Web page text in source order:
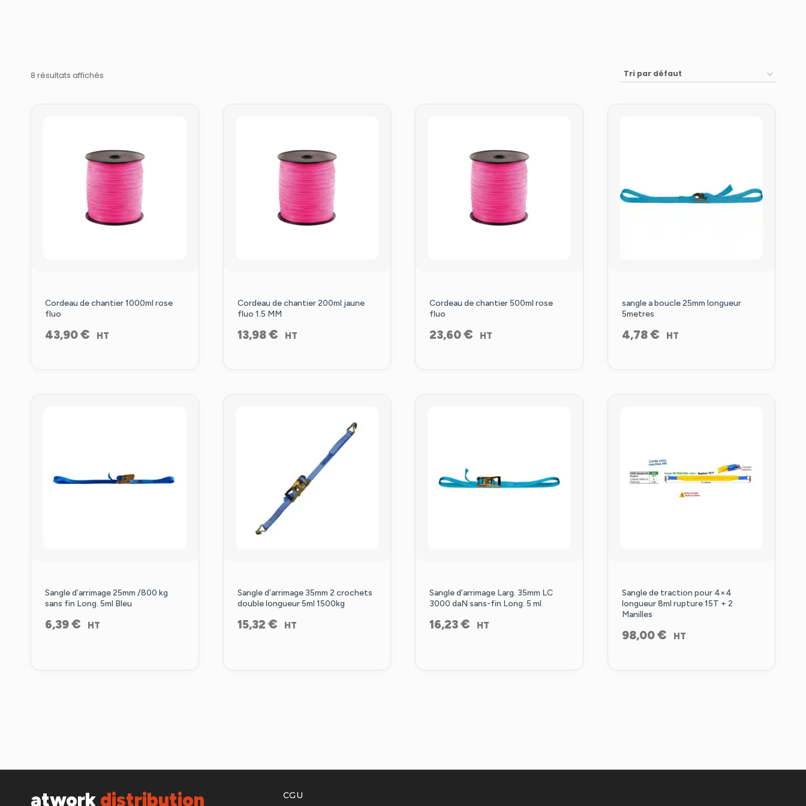
8 résultats affichés
Cordeau de chantier 1000ml rose
fluo
43,90€ HT
Cordeau de chantier 200ml jaune
fluo 1.5 MM
13,98€ HT
Cordeau de chantier 500ml rose
fluo
23,60€ HT
sangle a boucle 25mm longueur
5metres
4,78€ HT
Sangle d’arrimage 25mm /800 kg
sans fin Long. 5ml Bleu
6,39€ HT
Sangle d’arrimage 35mm 2 crochets
double longueur 5ml 1500kg
15,32 € HT
Sangle d’arrimage Larg. 35mm LC
3000 daN sans-fin Long. 5 ml
16,23€ HT
Sangle de traction pour 4×4
longueur 8ml rupture 15T + 2
Manilles
98,00€ HT
atwork distribution
CGU